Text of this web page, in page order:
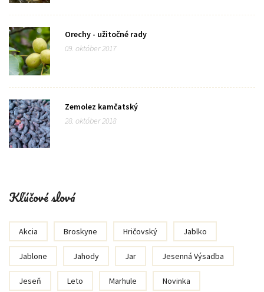
Orechy - užitočné rady
09. október 2017
Zemolez kamčatský
28. október 2018
Kľúčové slová
Akcia Broskyne Hričovský Jablko
Jablone Jahody Jar Jesenná Výsadba
Jeseň Leto Marhule Novinka